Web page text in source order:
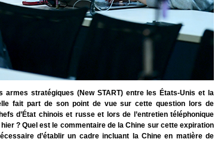
armes stratégiques (New START) entre les États-Unis et la
fait part de son point de vue sur cette question lors de
d’État chinois et russe et lors de l’entretien téléphonique
? Quel est le commentaire de la Chine sur cette expiration
d’établir un cadre incluant la Chine en matière de